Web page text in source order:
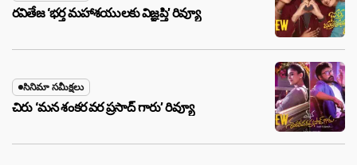
రవితేజ ‘భర్త మహాశయులకు విజ్ఞప్తి’ రివ్యూ
సినిమా సమీక్షలు
చిరు ‘మ‌న శంక‌ర వ‌ర ప్ర‌సాద్ గారు’ రివ్యూ